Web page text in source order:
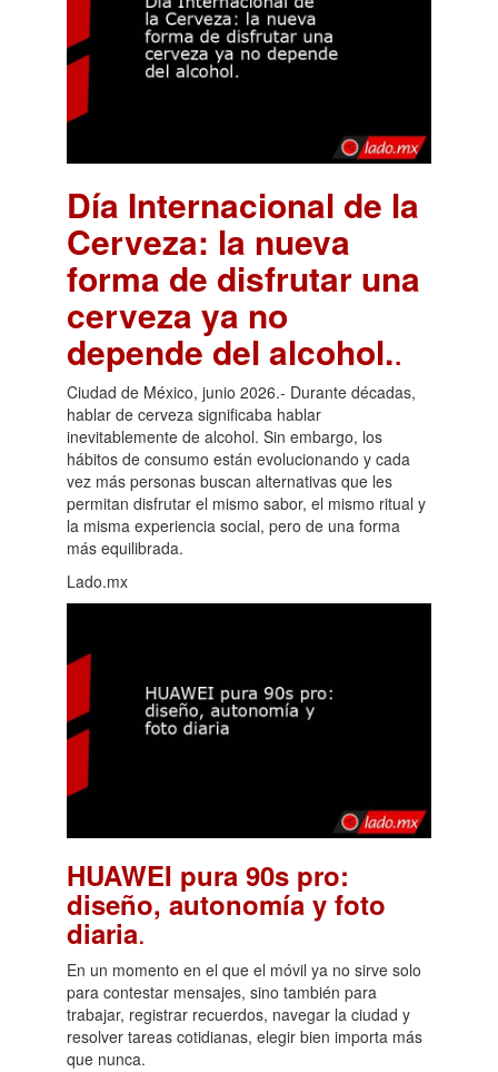
Día Internacional de la
Cerveza: la nueva
forma de disfrutar una
cerveza ya no
depende del alcohol..
Ciudad de México, junio 2026.- Durante décadas,
hablar de cerveza significaba hablar
inevitablemente de alcohol. Sin embargo, los
hábitos de consumo están evolucionando y cada
vez más personas buscan alternativas que les
permitan disfrutar el mismo sabor, el mismo ritual y
la misma experiencia social, pero de una forma
más equilibrada.
Lado.mx
HUAWEI pura 90s pro:
diseño, autonomía y foto
diaria.
En un momento en el que el móvil ya no sirve solo
para contestar mensajes, sino también para
trabajar, registrar recuerdos, navegar la ciudad y
resolver tareas cotidianas, elegir bien importa más
que nunca.